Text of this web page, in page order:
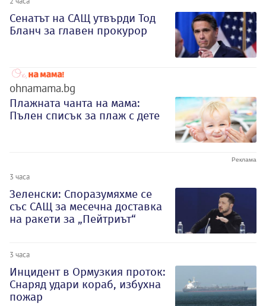
Сенатът на САЩ утвърди Тод
Бланч за главен прокурор
ohnamama.bg
Плажната чанта на мама:
Пълен списък за плаж с дете
3 часа
Зеленски: Споразумяхме се
със САЩ за месечна доставка
на ракети за „Пейтриът“
3 часа
Инцидент в Ормузкия проток:
Снаряд удари кораб, избухна
пожар